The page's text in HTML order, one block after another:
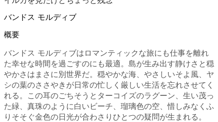
バンドス モルディブ
概要
バンドス モルディブはロマンティックな旅にも仕事を離れ
た幸せな時間を過ごすのにも最適。島が生み出す静けさと穏
やかさはまさに別世界だ。穏やかな海、やさしいそよ風、ヤ
シの葉のささやきが日常の忙しく厳しい生活を忘れさせてく
れる。この耳のごちそうとターコイズのラグーン、生い茂っ
た緑、真珠のように白いビーチ、瑠璃色の空、惜しみなくふ
りそそぐ金色の日光が合わさりひとつの疑問が生まれる。